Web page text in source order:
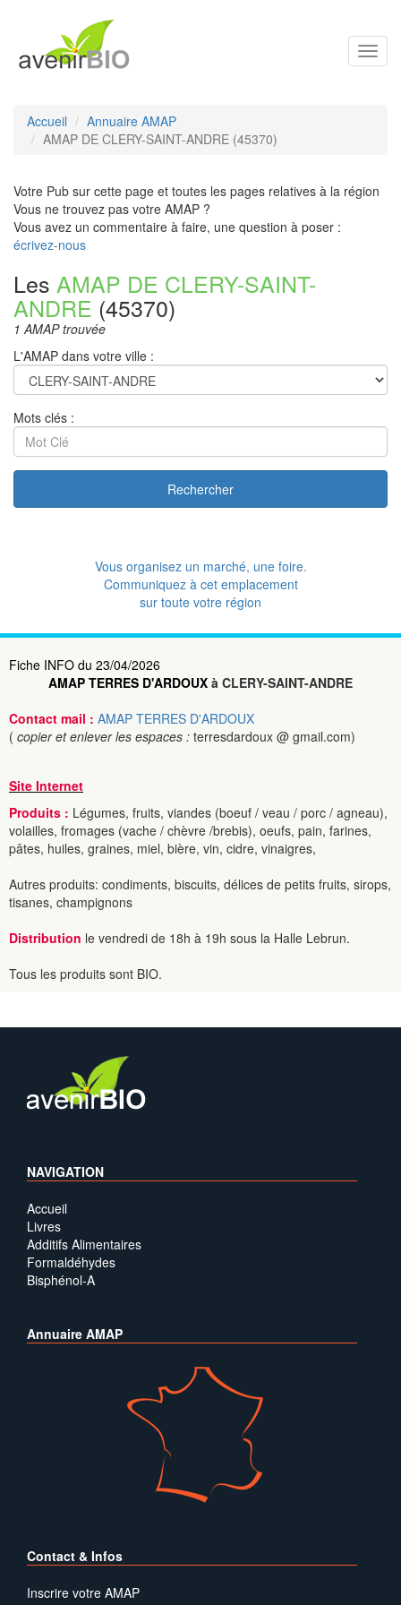
Accueil
Annuaire AMAP
AMAP DE CLERY-SAINT-ANDRE (45370)
Votre Pub sur cette page et toutes les pages relatives à la région
Vous ne trouvez pas votre AMAP ?
Vous avez un commentaire à faire, une question à poser :
écrivez-nous
Les AMAP DE CLERY-SAINT-
ANDRE (45370)
1 AMAP trouvée
L'AMAP dans votre ville :
Mots clés :
Rechercher
Vous organisez un marché, une foire.
Communiquez à cet emplacement
sur toute votre région
Fiche INFO du 23/04/2026
AMAP TERRES D'ARDOUX à CLERY-SAINT-ANDRE
Contact mail : AMAP TERRES D'ARDOUX
( copier et enlever les espaces : terresdardoux @ gmail.com)
Site Internet
Produits : Légumes, fruits, viandes (boeuf / veau / porc / agneau),
volailles, fromages (vache / chèvre /brebis), oeufs, pain, farines,
pâtes, huiles, graines, miel, bière, vin, cidre, vinaigres,
Autres produits: condiments, biscuits, délices de petits fruits, sirops,
tisanes, champignons
Distribution le vendredi de 18h à 19h sous la Halle Lebrun.
Tous les produits sont BIO.
NAVIGATION
Accueil
Livres
Additifs Alimentaires
Formaldéhydes
Bisphénol-A
Annuaire AMAP
Contact & Infos
Inscrire votre AMAP